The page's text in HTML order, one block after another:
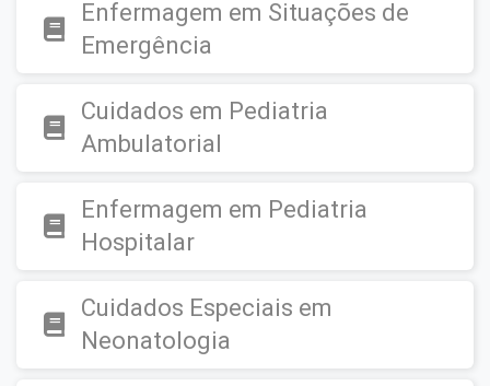
Enfermagem em Situações de
Emergência
Cuidados em Pediatria
Ambulatorial
Enfermagem em Pediatria
Hospitalar
Cuidados Especiais em
Neonatologia